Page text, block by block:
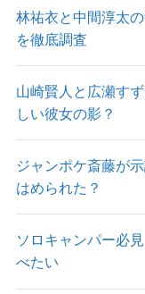
林祐衣と中間淳太
を徹底調査
山崎賢人と広瀬す
しい彼女の影？
ジャンポケ斎藤が
はめられた？
ソロキャンパー必
べたい